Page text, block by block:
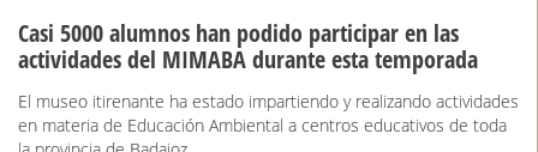
Casi 5000 alumnos han podido participar en las
actividades del MIMABA durante esta temporada
El museo itirenante ha estado impartiendo y realizando actividades
en materia de Educación Ambiental a centros educativos de toda